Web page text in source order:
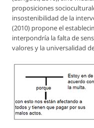
proposiciones
insostenibilidad de la
(2010) propone el
interpondría la falta de
valores y la universalidad